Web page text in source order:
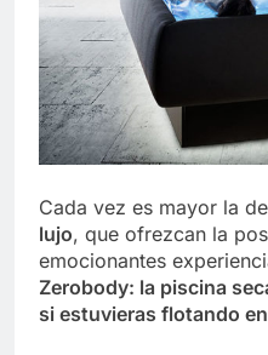
Cada vez es mayor la
lujo, que ofrezcan la
emocionantes
Zerobody: la piscina
si estuvieras flotando